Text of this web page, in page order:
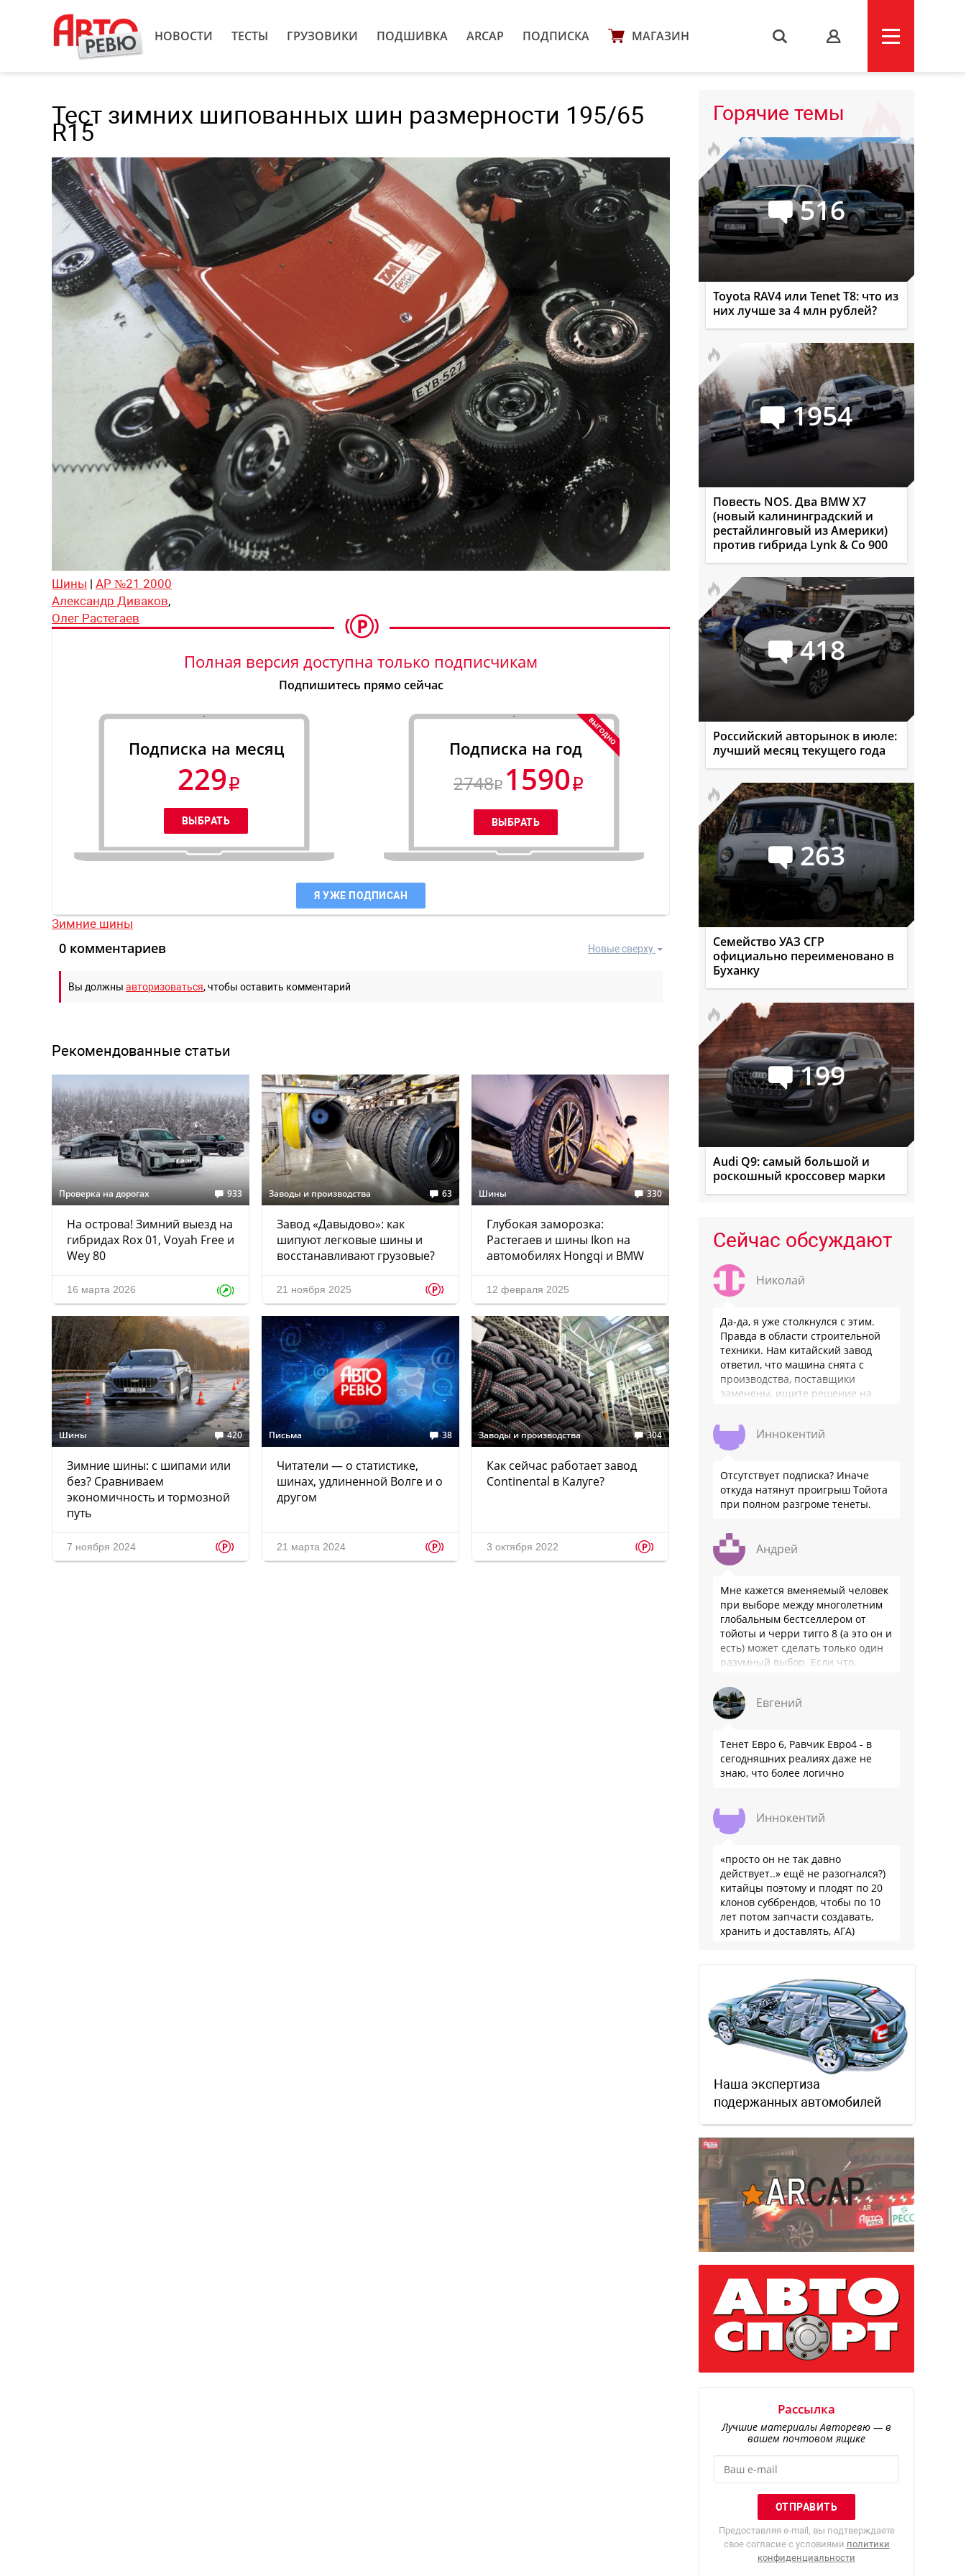
НОВОСТИ ТЕСТЫ ГРУЗОВИКИ ПОДШИВКА ARCAP ПОДПИСКА МАГАЗИН s
Тест зимних шипованных шин размерности 195/65
R15
Шины | АР №21 2000
Александр Диваков,
Олег Растегаев
Полная версия доступна только подписчикам
Подпишитесь прямо сейчас
Подписка на месяц
229
Подписка на год
2748 1590
Я УЖЕ ПОДПИСАН
Зимние шины
Новые сверху
0 комментариев
Вы должны авторизоваться, чтобы оставить комментарий
Рекомендованные статьи
Проверка на дорогах 933
На острова! Зимний выезд на
гибридах Rox 01, Voyah Free и
Wey 80
16 марта 2026
Заводы и производства 63
Завод «Давыдово»: как
шипуют легковые шины и
восстанавливают грузовые?
21 ноября 2025 p
Шины 330
Глубокая заморозка:
Растегаев и шины Ikon на
автомобилях Hongqi и BMW
12 февраля 2025
Шины 420
Зимние шины: с шипами или
без? Сравниваем
экономичность и тормозной
путь
7 ноября 2024 p
Письма 38
Читатели — о статистике,
шинах, удлиненной Волге и о
другом
21 марта 2024 p
Заводы и производства 304
Как сейчас работает завод
Continental в Калуге?
3 октября 2022 p
Горячие темы
516
Toyota RAV4 или Tenet T8: что из
них лучше за 4 млн рублей?
1954
Повесть NOS. Два BMW X7
(новый калининградский и
рестайлинговый из Америки)
против гибрида Lynk & Co 900
418
Российский авторынок в июле:
лучший месяц текущего года
263
Семейство УАЗ СГР
официально переименовано в
Буханку
199
Audi Q9: самый большой и
роскошный кроссовер марки
Сейчас обсуждают
Николай
Да-да, я уже столкнулся с этим.
Правда в области строительной
техники. Нам китайский завод
ответил, что машина снята с
производства, поставщики
заменены, ищите решение на
официальном бланке …
Иннокентий
Отсутствует подписка? Иначе
откуда натянут проигрыш Тойота
при полном разгроме тенеты.
Андрей
Мне кажется вменяемый человек
при выборе между многолетним
глобальным бестселлером от
тойоты и черри тигго 8 (а это он и
есть) может сделать только один
разумный выбор. Если что,
Евгений
Тенет Евро 6, Равчик Евро4 - в
сегодняшних реалиях даже не
знаю, что более логично
Иннокентий
«просто он не так давно
действует..» ещё не разогнался?)
китайцы поэтому и плодят по 20
клонов суббрендов, чтобы по 10
лет потом запчасти создавать,
хранить и доставлять, АГА)
Наша экспертиза
подержанных автомобилей
Рассылка
Лучшие материалы Авторевю — в
вашем почтовом ящике
Предоставляя e-mail, вы подтверждаете
свое согласие с условиями политики
конфиденциальности